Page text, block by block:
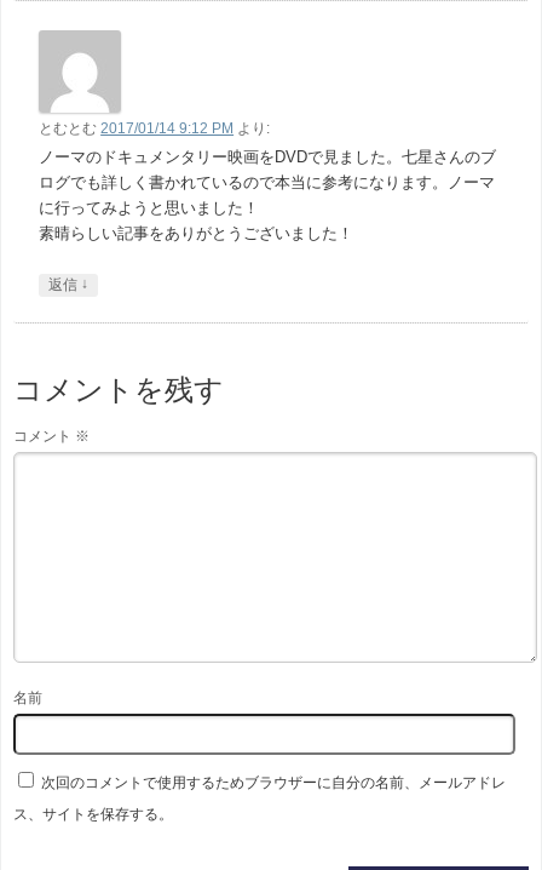
とむとむ 2017/01/14 9:12 PM より:
ノーマのドキュメンタリー映画をDVDで見ました。七星さんのブ
ログでも詳しく書かれているので本当に参考になります。ノーマ
に行ってみようと思いました！
素晴らしい記事をありがとうございました！
返信 ↓
コメントを残す
コメント ※
名前
次回のコメントで使用するためブラウザーに自分の名前、メールアドレ
ス、サイトを保存する。